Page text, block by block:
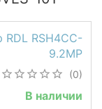
RDL RSH4CC-
9.2MP
(0)
В наличии